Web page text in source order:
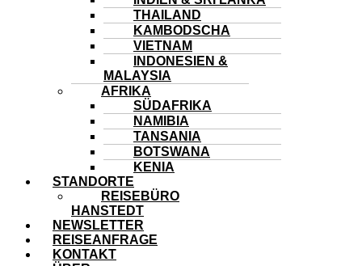
THAILAND
KAMBODSCHA
VIETNAM
INDONESIEN &
MALAYSIA
AFRIKA
SÜDAFRIKA
NAMIBIA
TANSANIA
BOTSWANA
KENIA
STANDORTE
REISEBÜRO
HANSTEDT
NEWSLETTER
REISEANFRAGE
KONTAKT